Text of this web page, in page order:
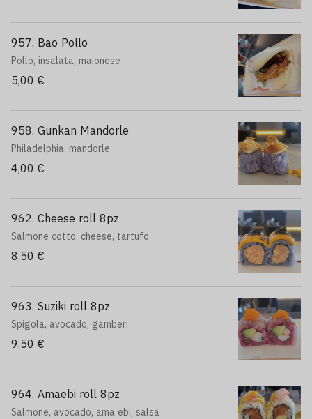
957. Bao Pollo
Pollo, insalata, maionese
5,00 €
958. Gunkan Mandorle
Philadelphia, mandorle
4,00 €
962. Cheese roll 8pz
Salmone cotto, cheese, tartufo
8,50 €
963. Suziki roll 8pz
Spigola, avocado, gamberi
9,50 €
964. Amaebi roll 8pz
Salmone, avocado, ama ebi, salsa